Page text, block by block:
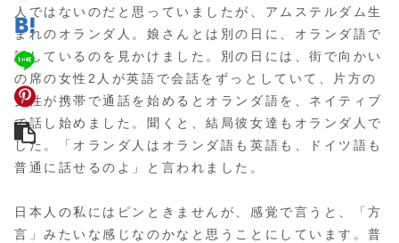
人ではないのだと思っていましたが、アムステルダム生
まれのオランダ人。娘さんとは別の日に、オランダ語で
話しているのを見かけました。別の日には、街で向かい
の席の女性2人が英語で会話をずっとしていて、片方の
女性が携帯で通話を始めるとオランダ語を、ネイティブ
で話し始めました。聞くと、結局彼女達もオランダ人で
した。「オランダ人はオランダ語も英語も、ドイツ語も
普通に話せるのよ」と言われました。
日本人の私にはピンときませんが、感覚で言うと、「方
言」みたいな感じなのかなと思うことにしています。普